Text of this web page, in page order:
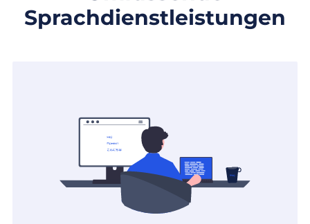
Sprachdienstleistungen